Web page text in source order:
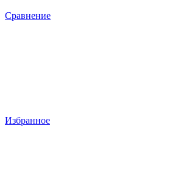
Сравнение
Избранное